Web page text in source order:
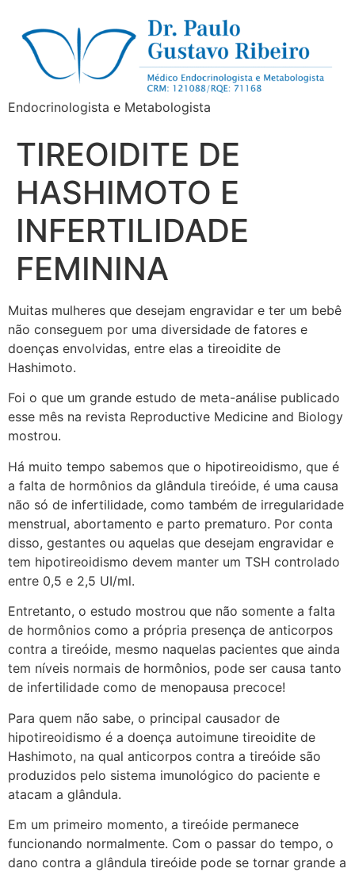
Endocrinologista e Metabologista
TIREOIDITE DE
HASHIMOTO E
INFERTILIDADE
FEMININA
Muitas mulheres que desejam engravidar e ter um bebê
não conseguem por uma diversidade de fatores e
doenças envolvidas, entre elas a tireoidite de
Hashimoto.
Foi o que um grande estudo de meta-análise publicado
esse mês na revista Reproductive Medicine and Biology
mostrou.
Há muito tempo sabemos que o hipotireoidismo, que é
a falta de hormônios da glândula tireóide, é uma causa
não só de infertilidade, como também de irregularidade
menstrual, abortamento e parto prematuro. Por conta
disso, gestantes ou aquelas que desejam engravidar e
tem hipotireoidismo devem manter um TSH controlado
entre 0,5 e 2,5 UI/ml.
Entretanto, o estudo mostrou que não somente a falta
de hormônios como a própria presença de anticorpos
contra a tireóide, mesmo naquelas pacientes que ainda
tem níveis normais de hormônios, pode ser causa tanto
de infertilidade como de menopausa precoce!
Para quem não sabe, o principal causador de
hipotireoidismo é a doença autoimune tireoidite de
Hashimoto, na qual anticorpos contra a tireóide são
produzidos pelo sistema imunológico do paciente e
atacam a glândula.
Em um primeiro momento, a tireóide permanece
funcionando normalmente. Com o passar do tempo, o
dano contra a glândula tireóide pode se tornar grande a